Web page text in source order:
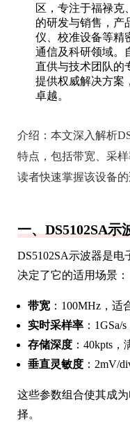
区，专注于福禄克
的研发与销售，产
仪、校准设备等精
通信及科研领域。
直供与技术团队的
提供权威解决方案
卓越。
介绍： 本文深入解析
特点，包括带宽、采
读者快速掌握该设备的
一、DS5102SA示
DS5102SA示波器是
决定了它的适用场景：
带宽 ：100MHz，
实时采样率 ：
存储深度 ：40kpts
垂直灵敏度 ：2mV/
这些参数组合使其成
择。